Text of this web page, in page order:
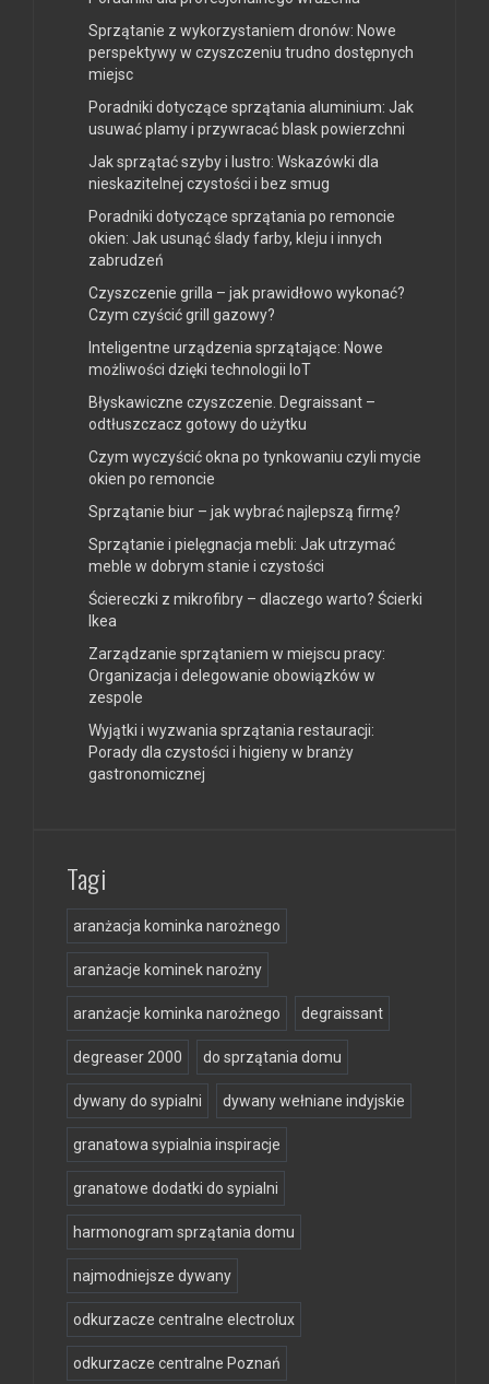
Sprzątanie z wykorzystaniem dronów: Nowe
perspektywy w czyszczeniu trudno dostępnych
miejsc
Poradniki dotyczące sprzątania aluminium: Jak
usuwać plamy i przywracać blask powierzchni
Jak sprzątać szyby i lustro: Wskazówki dla
nieskazitelnej czystości i bez smug
Poradniki dotyczące sprzątania po remoncie
okien: Jak usunąć ślady farby, kleju i innych
zabrudzeń
Czyszczenie grilla – jak prawidłowo wykonać?
Czym czyścić grill gazowy?
Inteligentne urządzenia sprzątające: Nowe
możliwości dzięki technologii IoT
Błyskawiczne czyszczenie. Degraissant –
odtłuszczacz gotowy do użytku
Czym wyczyścić okna po tynkowaniu czyli mycie
okien po remoncie
Sprzątanie biur – jak wybrać najlepszą firmę?
Sprzątanie i pielęgnacja mebli: Jak utrzymać
meble w dobrym stanie i czystości
Ściereczki z mikrofibry – dlaczego warto? Ścierki
Ikea
Zarządzanie sprzątaniem w miejscu pracy:
Organizacja i delegowanie obowiązków w
zespole
Wyjątki i wyzwania sprzątania restauracji:
Porady dla czystości i higieny w branży
gastronomicznej
Tagi
aranżacja kominka narożnego
aranżacje kominek narożny
aranżacje kominka narożnego degraissant
degreaser 2000 do sprzątania domu
dywany do sypialni dywany wełniane indyjskie
granatowa sypialnia inspiracje
granatowe dodatki do sypialni
harmonogram sprzątania domu
najmodniejsze dywany
odkurzacze centralne electrolux
odkurzacze centralne Poznań